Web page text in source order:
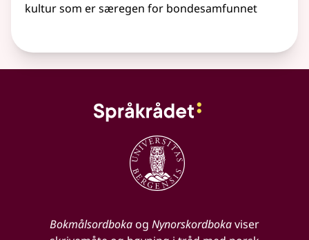
kultur som er særegen for bondesamfunnet
Bokmålsordbokaog Nynorskordbokaviser